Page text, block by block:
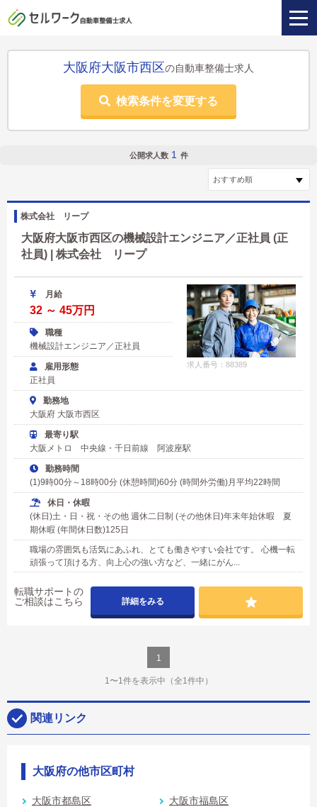
大阪府大阪市西区の自動車整備士求人
検索条件を変更する
公開求人数 1 件
株式会社 リープ
大阪府大阪市西区の機械設計エンジニア／正社員 (正
社員) | 株式会社 リープ
求人番号：88389
月給
32 ～ 45万円
職種
機械設計エンジニア／正社員
雇用形態
正社員
勤務地
大阪府 大阪市西区
最寄り駅
大阪メトロ 中央線・千日前線 阿波座駅
勤務時間
(1)9時00分～18時00分 (休憩時間)60分 (時間外労働)月平均22時間
休日・休暇
(休日)土・日・祝・その他 週休二日制 (その他休日)年末年始休暇 夏
期休暇 (年間休日数)125日
職場の雰囲気も活気にあふれ、とても働きやすい会社です。 心機一転
頑張って頂ける方、向上心の強い方など、一緒にがん...
転職サポートの
ご相談はこちら
詳細をみる
1
1〜1件を表示中 （全1件中）
関連リンク
大阪府の他市区町村
大阪市都島区
大阪市福島区